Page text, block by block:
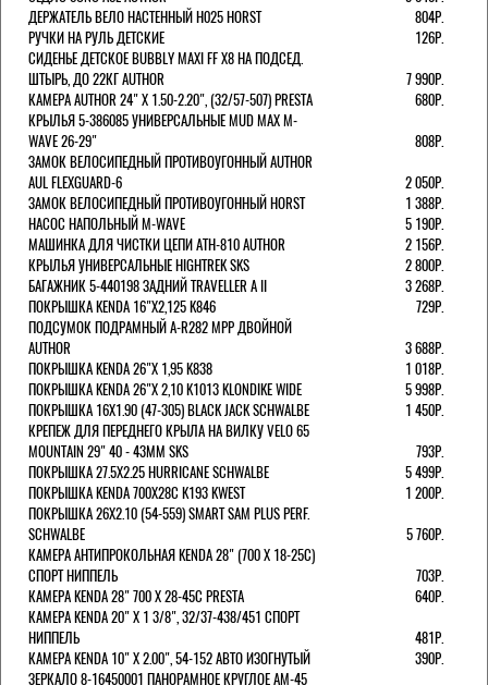
ДЕРЖАТЕЛЬ ВЕЛО НАСТЕННЫЙ H025 HORST
804Р.
РУЧКИ НА РУЛЬ ДЕТСКИЕ
126Р.
СИДЕНЬЕ ДЕТСКОЕ BUBBLY MAXI FF X8 НА ПОДСЕД.
ШТЫРЬ, ДО 22КГ AUTHOR
7 990Р.
КАМЕРА AUTHOR 24" Х 1.50-2.20", (32/57-507) PRESTA
680Р.
КРЫЛЬЯ 5-386085 УНИВЕРСАЛЬНЫЕ MUD MAX M-
WAVE 26-29"
808Р.
ЗАМОК ВЕЛОСИПЕДНЫЙ ПРОТИВОУГОННЫЙ AUTHOR
AUL FLEXGUARD-6
2 050Р.
ЗАМОК ВЕЛОСИПЕДНЫЙ ПРОТИВОУГОННЫЙ HORST
1 388Р.
НАСОС НАПОЛЬНЫЙ M-WAVE
5 190Р.
МАШИНКА ДЛЯ ЧИСТКИ ЦЕПИ ATH-810 AUTHOR
2 156Р.
КРЫЛЬЯ УНИВЕРСАЛЬНЫЕ HIGHTREK SKS
2 800Р.
БАГАЖНИК 5-440198 ЗАДНИЙ TRAVELLER A II
3 268Р.
ПОКРЫШКА KENDA 16"Х2,125 K846
729Р.
ПОДСУМОК ПОДРАМНЫЙ A-R282 MPP ДВОЙНОЙ
AUTHOR
3 688Р.
ПОКРЫШКА KENDA 26"Х 1,95 K838
1 018Р.
ПОКРЫШКА KENDA 26"Х 2,10 K1013 KLONDIKE WIDE
5 998Р.
ПОКРЫШКА 16X1.90 (47-305) BLACK JACK SCHWALBE
1 450Р.
КРЕПЕЖ ДЛЯ ПЕРЕДНЕГО КРЫЛА НА ВИЛКУ VELO 65
MOUNTAIN 29" 40 - 43ММ SKS
793Р.
ПОКРЫШКА 27.5X2.25 HURRICANE SCHWALBE
5 499Р.
ПОКРЫШКА KENDA 700Х28С K193 KWEST
1 200Р.
ПОКРЫШКА 26X2.10 (54-559) SMART SAM PLUS PERF.
SCHWALBE
5 760Р.
КАМЕРА АНТИПРОКОЛЬНАЯ KENDA 28" (700 Х 18-25C)
СПОРТ НИППЕЛЬ
703Р.
КАМЕРА KENDA 28" 700 Х 28-45С PRESTA
640Р.
КАМЕРА KENDA 20" Х 1 3/8", 32/37-438/451 СПОРТ
НИППЕЛЬ
481Р.
КАМЕРА KENDA 10" Х 2.00", 54-152 АВТО ИЗОГНУТЫЙ
390Р.
ЗЕРКАЛО 8-16450001 ПАНОРАМНОЕ КРУГЛОЕ AM-45